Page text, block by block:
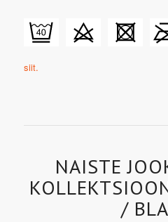
siit.
NAISTE
/